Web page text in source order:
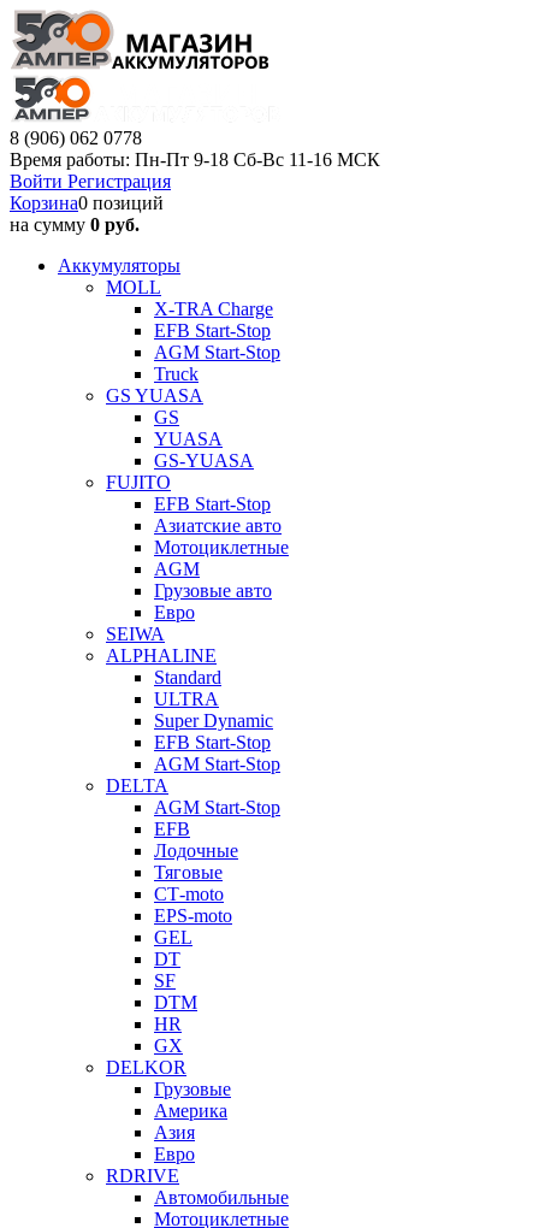
8 (906) 062 0778
Время работы: Пн-Пт 9-18 Сб-Вс 11-16 МСК
Войти Регистрация
Корзина0 позиций
на сумму 0 руб.
Аккумуляторы
MOLL
X-TRA Charge
EFB Start-Stop
AGM Start-Stop
Truck
GS YUASA
GS
YUASA
GS-YUASA
FUJITO
EFB Start-Stop
Азиатские авто
Мотоциклетные
AGM
Грузовые авто
Евро
SEIWA
ALPHALINE
Standard
ULTRA
Super Dynamic
EFB Start-Stop
AGM Start-Stop
DELTA
AGM Start-Stop
EFB
Лодочные
Тяговые
СТ-moto
EPS-moto
GEL
DT
SF
DTM
HR
GX
DELKOR
Грузовые
Америка
Азия
Евро
RDRIVE
Автомобильные
Мотоциклетные